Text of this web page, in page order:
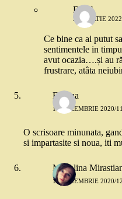
Dddf
31 MARTIE
Ce bine ca ai putut
sentimentele in
avut ocazia….și au
frustrare, atâta
Florina
14 DECEMBRIE 2020/
O scrisoare minunata,
si impartasite si noua, iti
Madalina
15 DECEMBRIE 2020/